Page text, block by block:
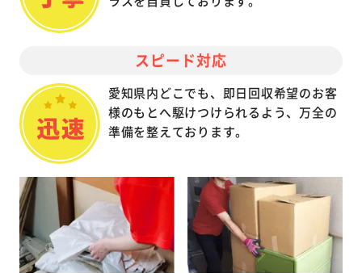
スピード対応
愛知県内どこでも、即日回収希望のお客
様のもとへ駆けつけられるよう、万全の
準備を整えております。